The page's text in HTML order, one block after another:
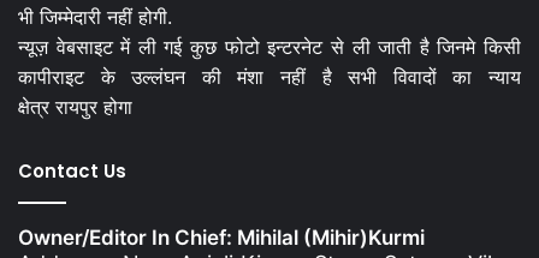
भी जिम्मेदारी नहीं होगी.
न्यूज़ वेबसाइट में ली गई कुछ फोटो इन्टरनेट से ली जाती है जिनमे किसी
कापीराइट के उल्लंघन की मंशा नहीं है सभी विवादों का न्याय
क्षेत्र रायपुर होगा
Contact Us
Owner/Editor In Chief: Mihilal (Mihir)Kurmi